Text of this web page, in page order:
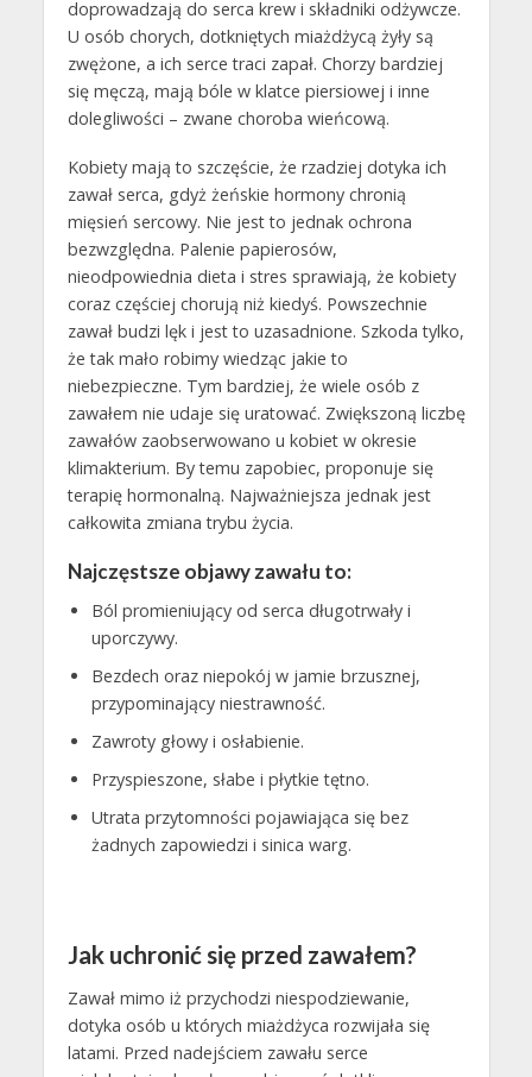
doprowadzają do serca krew i składniki odżywcze.
U osób chorych, dotkniętych miażdżycą żyły są
zwężone, a ich serce traci zapał. Chorzy bardziej
się męczą, mają bóle w klatce piersiowej i inne
dolegliwości – zwane choroba wieńcową.
Kobiety mają to szczęście, że rzadziej dotyka ich
zawał serca, gdyż żeńskie hormony chronią
mięsień sercowy. Nie jest to jednak ochrona
bezwzględna. Palenie papierosów,
nieodpowiednia dieta i stres sprawiają, że kobiety
coraz częściej chorują niż kiedyś. Powszechnie
zawał budzi lęk i jest to uzasadnione. Szkoda tylko,
że tak mało robimy wiedząc jakie to
niebezpieczne. Tym bardziej, że wiele osób z
zawałem nie udaje się uratować. Zwiększoną liczbę
zawałów zaobserwowano u kobiet w okresie
klimakterium. By temu zapobiec, proponuje się
terapię hormonalną. Najważniejsza jednak jest
całkowita zmiana trybu życia.
Najczęstsze objawy zawału to:
Ból promieniujący od serca długotrwały i
uporczywy.
Bezdech oraz niepokój w jamie brzusznej,
przypominający niestrawność.
Zawroty głowy i osłabienie.
Przyspieszone, słabe i płytkie tętno.
Utrata przytomności pojawiająca się bez
żadnych zapowiedzi i sinica warg.
Jak uchronić się przed zawałem?
Zawał mimo iż przychodzi niespodziewanie,
dotyka osób u których miażdżyca rozwijała się
latami. Przed nadejściem zawału serce